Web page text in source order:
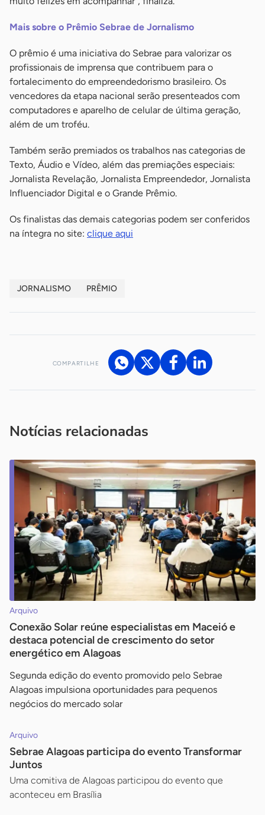
Mais sobre o Prêmio Sebrae de Jornalismo
O prêmio é uma iniciativa do Sebrae para valorizar os
profissionais de imprensa que contribuem para o
fortalecimento do empreendedorismo brasileiro. Os
vencedores da etapa nacional serão presenteados com
computadores e aparelho de celular de última geração,
além de um troféu.
Também serão premiados os trabalhos nas categorias de
Texto, Áudio e Vídeo, além das premiações especiais:
Jornalista Revelação, Jornalista Empreendedor, Jornalista
Influenciador Digital e o Grande Prêmio.
Os finalistas das demais categorias podem ser conferidos
na íntegra no site: clique aqui
JORNALISMO PRÊMIO
COMPARTILHE
Notícias relacionadas
Arquivo
Conexão Solar reúne especialistas em Maceió e
destaca potencial de crescimento do setor
energético em Alagoas
Segunda edição do evento promovido pelo Sebrae
Alagoas impulsiona oportunidades para pequenos
negócios do mercado solar
Arquivo
Sebrae Alagoas participa do evento Transformar
Juntos
Uma comitiva de Alagoas participou do evento que
aconteceu em Brasília